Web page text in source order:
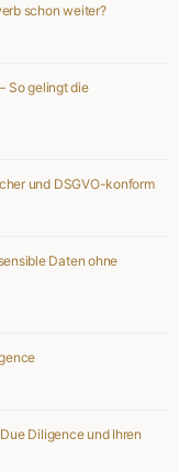
schon weiter?
So gelingt die
und DSGVO-konform
Daten ohne
Diligence und Ihren